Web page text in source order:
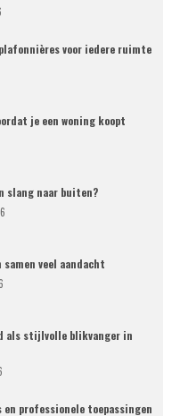
voor iedere ruimte
je een woning koopt
slang naar buiten?
veel aandacht
als stijlvolle blikvanger in
professionele toepassingen